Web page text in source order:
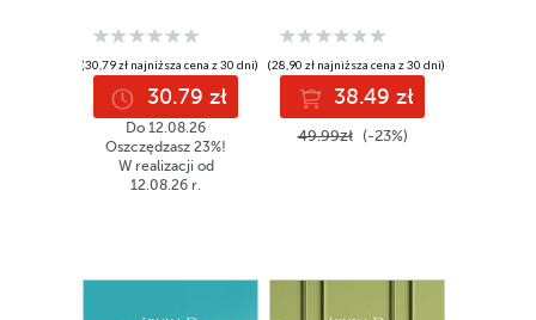
(30,79 zł najniższa cena z 30 dni)
30.79 zł
Do 12.08.26
Oszczędzasz 23%!
W realizacji od
12.08.26 r.
(28,90 zł najniższa cena z 30 dni)
38.49 zł
49.99zł (-23%)